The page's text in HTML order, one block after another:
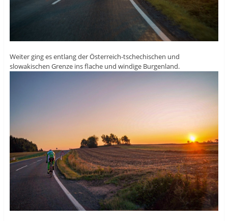
Weiter ging es entlang der Österreich-tschechischen und
slowakischen Grenze ins flache und windige Burgenland.